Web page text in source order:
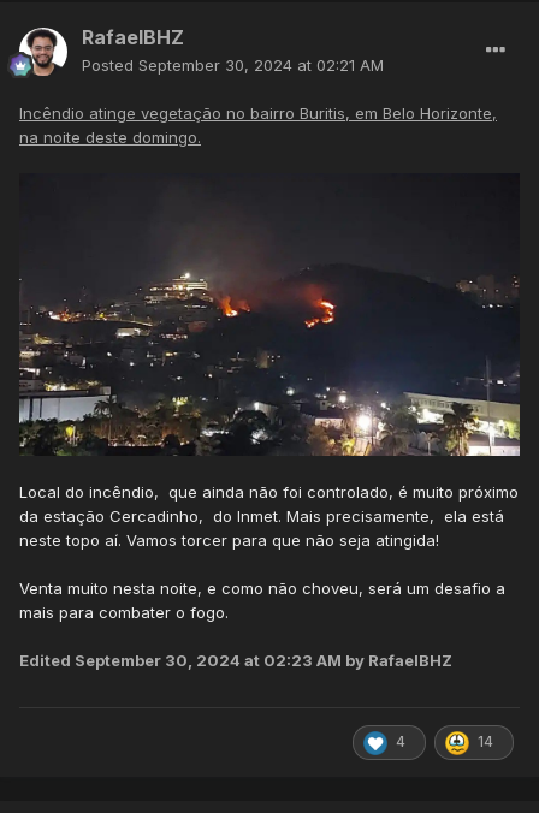
RafaelBHZ
Posted September 30, 2024 at 02:21 AM
Incêndio atinge vegetação no bairro Buritis, em Belo Horizonte,
na noite deste domingo.
Local do incêndio, que ainda não foi controlado, é muito próximo
da estação Cercadinho, do Inmet. Mais precisamente, ela está
neste topo aí. Vamos torcer para que não seja atingida!
Venta muito nesta noite, e como não choveu, será um desafio a
mais para combater o fogo.
Edited September 30, 2024 at 02:23 AM by RafaelBHZ
4 14